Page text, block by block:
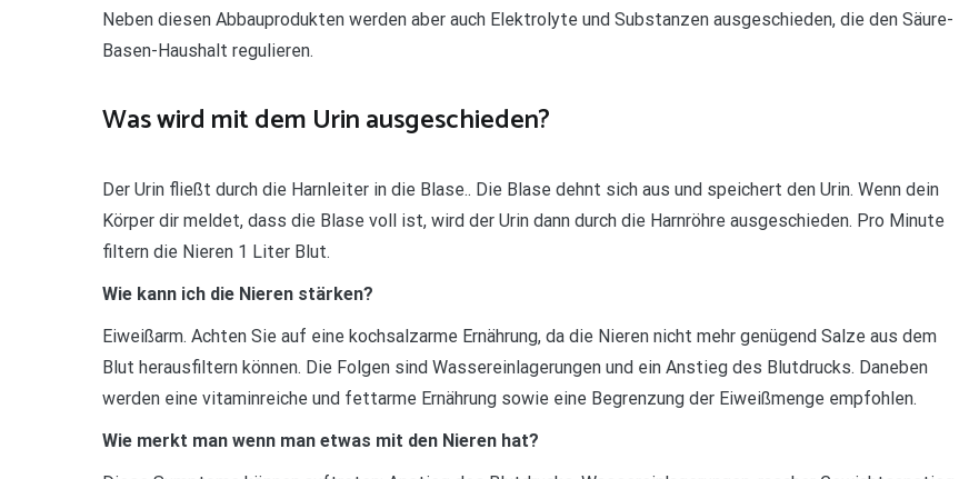
Neben diesen Abbauprodukten werden aber auch Elektrolyte und Substanzen ausgeschieden, die den Säure-
Basen-Haushalt regulieren.
Was wird mit dem Urin ausgeschieden?
Der Urin fließt durch die Harnleiter in die Blase.. Die Blase dehnt sich aus und speichert den Urin. Wenn dein
Körper dir meldet, dass die Blase voll ist, wird der Urin dann durch die Harnröhre ausgeschieden. Pro Minute
filtern die Nieren 1 Liter Blut.
Wie kann ich die Nieren stärken?
Eiweißarm. Achten Sie auf eine kochsalzarme Ernährung, da die Nieren nicht mehr genügend Salze aus dem
Blut herausfiltern können. Die Folgen sind Wassereinlagerungen und ein Anstieg des Blutdrucks. Daneben
werden eine vitaminreiche und fettarme Ernährung sowie eine Begrenzung der Eiweißmenge empfohlen.
Wie merkt man wenn man etwas mit den Nieren hat?